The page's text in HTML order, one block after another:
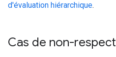
d'évaluation hiérarchique.
Cas de non-respect